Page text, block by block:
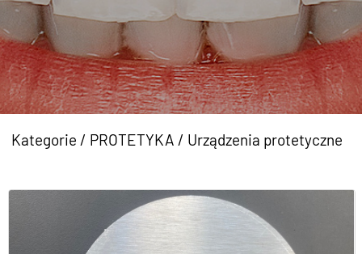
Kategorie / PROTETYKA / Urządzenia protetyczne